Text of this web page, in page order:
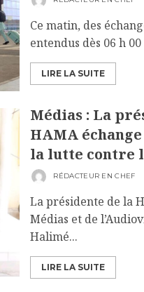
Ce matin, des
entendus dès 06 h 00
LIRE LA SUITE
Médias : La
HAMA
la lutte contre
RÉDACTEUR EN CHEF
La présidente de la
Médias et de
Halimé...
LIRE LA SUITE